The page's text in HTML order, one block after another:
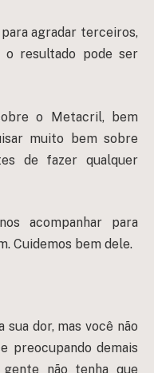
para agradar terceiros,
o resultado pode ser
o Metacril, bem
muito bem sobre
de fazer qualquer
acompanhar para
Cuidemos bem dele.
sua dor, mas você não
preocupando demais
não tenha que